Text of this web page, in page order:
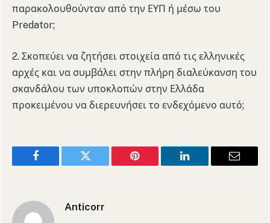
παρακολουθούνταν από την ΕΥΠ ή μέσω του
Predator;
2. Σκοπεύει να ζητήσει στοιχεία από τις ελληνικές
αρχές και να συμβάλει στην πλήρη διαλεύκανση του
σκανδάλου των υποκλοπών στην Ελλάδα
προκειμένου να διερευνήσει το ενδεχόμενο αυτό;
Facebook Twitter Pinterest LinkedIn Email
Anticorr